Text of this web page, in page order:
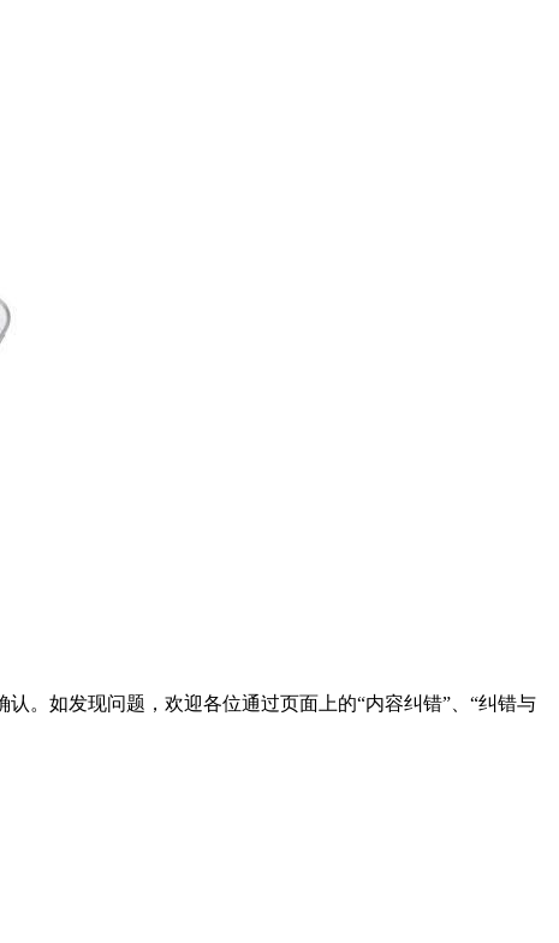
。如发现问题，欢迎各位通过页面上的“内容纠错”、“纠错与